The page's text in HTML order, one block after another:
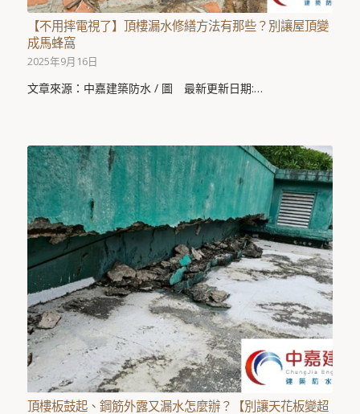
【不用摔電視了】頂樓漏水修繕方法有那些？別讓屋頂變
成馬蜂窩
2025年9月16日
文章來源：中嘉建築防水 / 圖 最新更新日期:…
頂樓板鼓起、鋼筋外露又漏水怎麼辦？【別讓天花板變超